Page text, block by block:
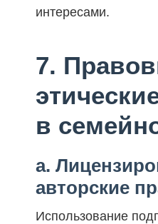
интересами.
7.
в
a.
авторские
Использование